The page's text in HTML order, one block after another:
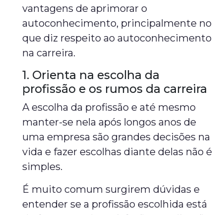
vantagens de aprimorar o
autoconhecimento, principalmente no
que diz respeito ao autoconhecimento
na carreira.
1. Orienta na escolha da
profissão e os rumos da carreira
A escolha da profissão e até mesmo
manter-se nela após longos anos de
uma empresa são grandes decisões na
vida e fazer escolhas diante delas não é
simples.
É muito comum surgirem dúvidas e
entender se a profissão escolhida está